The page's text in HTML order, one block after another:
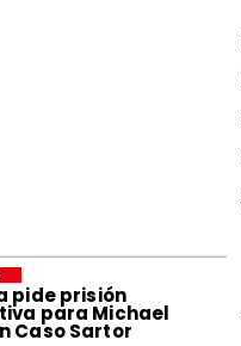
pide prisión
para Michael
Caso Sartor